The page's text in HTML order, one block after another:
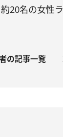
20名の女性ラ
の記事一覧